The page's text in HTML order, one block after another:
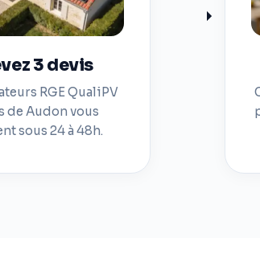
3 devis
RGE QualiPV
de Audon vous
sous 24 à 48h.